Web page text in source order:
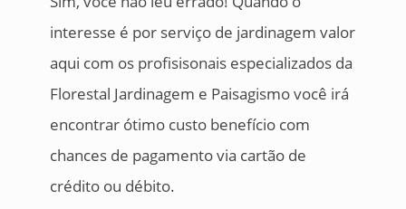
interesse é por serviço de jardinagem valor
aqui com os profisisonais especializados da
Florestal Jardinagem e Paisagismo você irá
encontrar ótimo custo benefício com
chances de pagamento via cartão de
crédito ou débito.